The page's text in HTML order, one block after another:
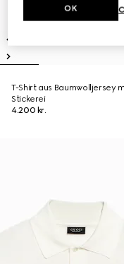
T-Shirt aus Baumwolljersey
Stickerei
4.200 kr.
OK